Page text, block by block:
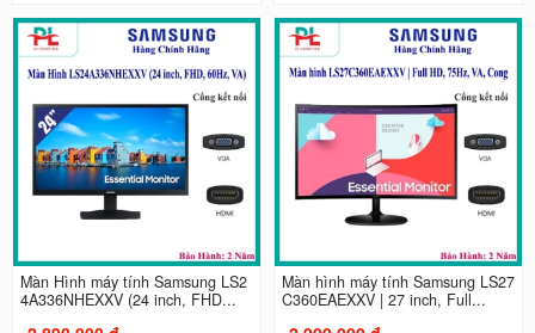
Màn Hình máy tính Samsung LS2
4A336NHEXXV (24 inch, FHD...
Màn hình máy tính Samsung LS27
C360EAEXXV | 27 inch, Full...